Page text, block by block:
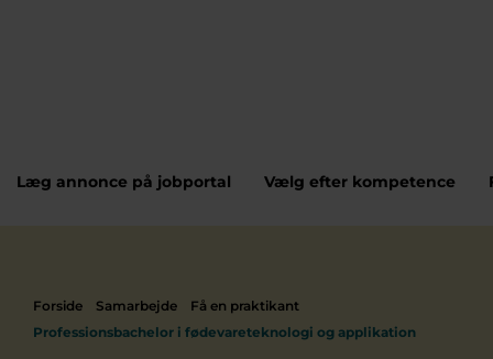
Læg annonce på jobportal Vælg efter kompetence
Forside Samarbejde
Få en praktikant
Professionsbachelor i fødevareteknologi og applikation